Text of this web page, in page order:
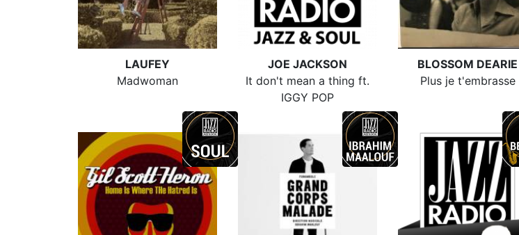
LAUFEY
Madwoman
JOE JACKSON
It don't mean a thing ft.
IGGY POP
BLOSSOM DEARIE
Plus je t'embrasse